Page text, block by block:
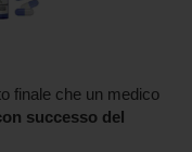
finale che un medico
successo del